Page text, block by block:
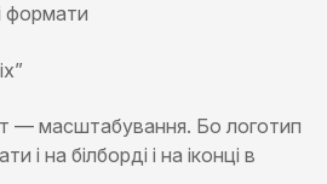
формати
— масштабування. Бо логотип
і на білборді і на іконці в